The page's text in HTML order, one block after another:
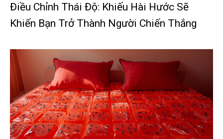
Điều Chỉnh Thái Độ: Khiếu Hài Hước Sẽ
Khiến Bạn Trở Thành Người Chiến Thắng